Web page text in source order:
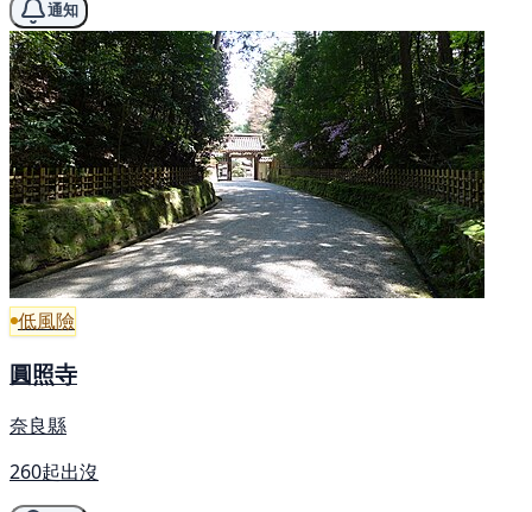
通知
低風險
圓照寺
奈良縣
260起出沒